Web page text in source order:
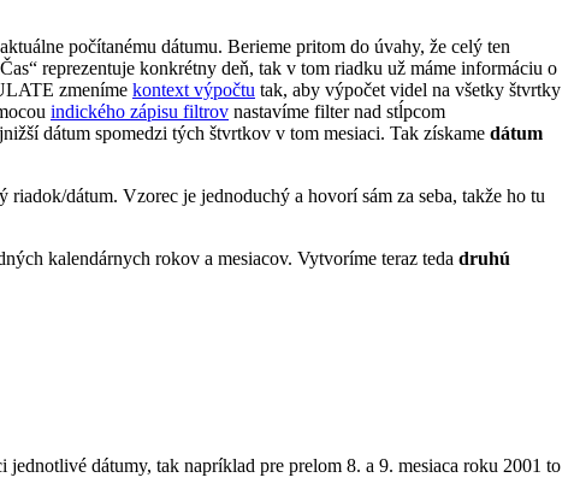
počítanému dátumu. Berieme pritom do úvahy, že celý ten
reprezentuje konkrétny deň, tak v tom riadku už máme informáciu o
zmeníme kontext výpočtu tak, aby výpočet videl na všetky štvrtky
indického zápisu filtrov nastavíme filter nad stĺpcom
dátum spomedzi tých štvrtkov v tom mesiaci. Tak získame dátum
riadok/dátum. Vzorec je jednoduchý a hovorí sám za seba, takže ho tu
kalendárnych rokov a mesiacov. Vytvoríme teraz teda druhú
dátumy, tak napríklad pre prelom 8. a 9. mesiaca roku 2001 to